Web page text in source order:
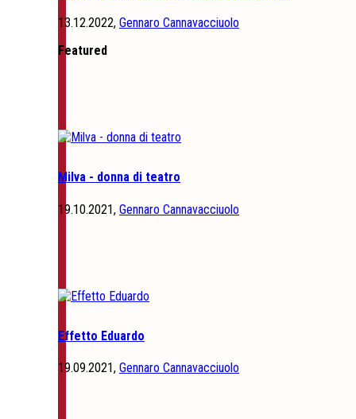
13.12.2022, Gennaro Cannavacciuolo
Featured
Milva - donna di teatro
19.10.2021, Gennaro Cannavacciuolo
Effetto Eduardo
19.09.2021, Gennaro Cannavacciuolo